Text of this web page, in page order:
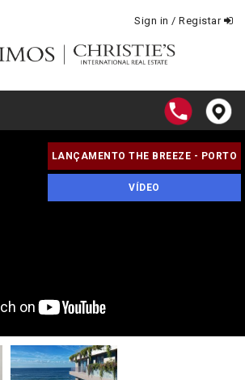
Sign in / Registar
LANÇAMENTO THE BREEZE - PORTO
VÍDEO